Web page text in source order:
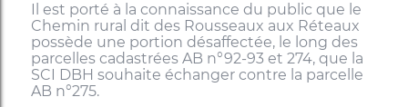
Il est porté à la connaissance du public que le
Chemin rural dit des Rousseaux aux Réteaux
possède une portion désaffectée, le long des
parcelles cadastrées AB n°92-93 et 274, que la
SCI DBH souhaite échanger contre la parcelle
AB n°275.